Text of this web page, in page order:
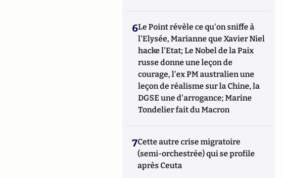
6Le Point révèle ce qu'on sniffe à
l'Elysée, Marianne que Xavier Niel
hacke l'Etat; Le Nobel de la Paix
russe donne une leçon de
courage, l'ex PM australien une
leçon de réalisme sur la Chine, la
DGSE une d'arrogance; Marine
Tondelier fait du Macron
7Cette autre crise migratoire
(semi-orchestrée) qui se profile
après Ceuta